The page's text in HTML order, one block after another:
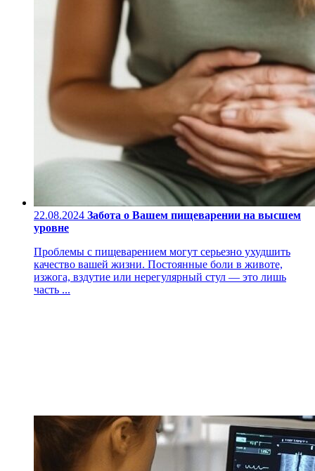
22.08.2024 Забота о Вашем пищеварении на высшем
уровне
Проблемы с пищеварением могут серьезно ухудшить
качество вашей жизни. Постоянные боли в животе,
изжога, вздутие или нерегулярный стул — это лишь
часть ...